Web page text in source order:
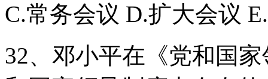
C.常务会议 D.扩大会议
32、邓小平在《党和国